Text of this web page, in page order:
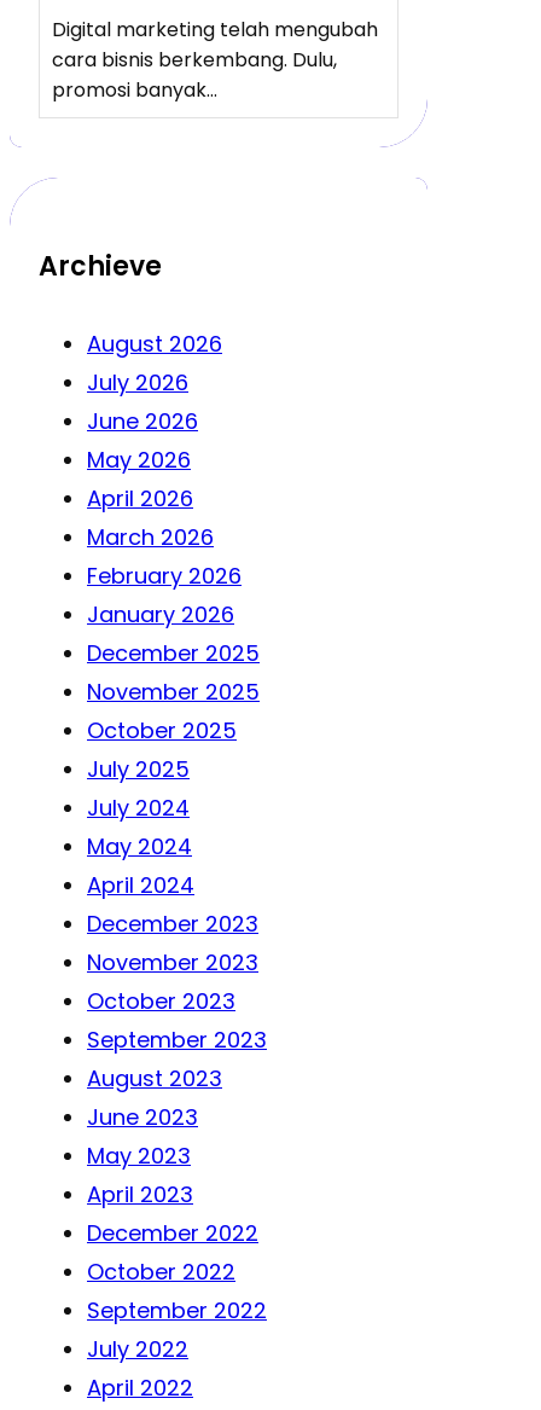
Digital marketing telah mengubah
cara bisnis berkembang. Dulu,
promosi banyak…
Archieve
August 2026
July 2026
June 2026
May 2026
April 2026
March 2026
February 2026
January 2026
December 2025
November 2025
October 2025
July 2025
July 2024
May 2024
April 2024
December 2023
November 2023
October 2023
September 2023
August 2023
June 2023
May 2023
April 2023
December 2022
October 2022
September 2022
July 2022
April 2022